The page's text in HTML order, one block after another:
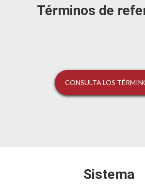
Términos de
CONSULTA LOS
Sistema